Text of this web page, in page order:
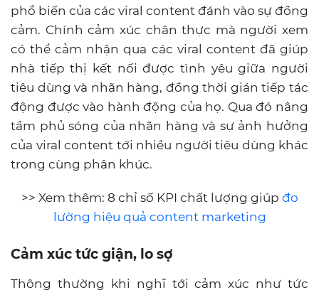
phổ biến của các viral content đánh vào sự đồng
cảm. Chính cảm xúc chân thực mà người xem
có thể cảm nhận qua các viral content đã giúp
nhà tiếp thị kết nối được tình yêu giữa người
tiêu dùng và nhãn hàng, đồng thời gián tiếp tác
động được vào hành động của họ. Qua đó nâng
tầm phủ sóng của nhãn hàng và sự ảnh hưởng
của viral content tới nhiều người tiêu dùng khác
trong cùng phân khúc.
>> Xem thêm: 8 chỉ số KPI chất lượng giúp đo
lường hiệu quả content marketing
Cảm xúc tức giận, lo sợ
Thông thường khi nghĩ tới cảm xúc như tức